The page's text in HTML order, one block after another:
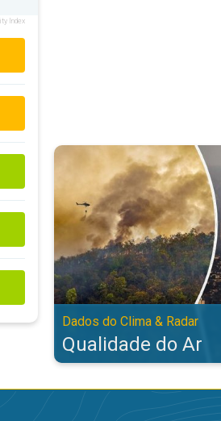
Index
Qualidade do Ar. Dados do
Dados do Clima & Radar
Qualidade do Ar